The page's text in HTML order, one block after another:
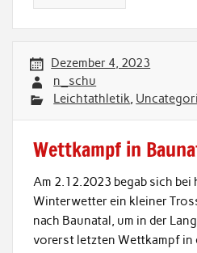
Dezember 4, 2023
n_schu
Leichtathletik,
Wettkampf in
Am 2.12.2023 begab sich bei
Winterwetter ein kleiner
nach Baunatal, um in der
vorerst letzten Wettkampf in